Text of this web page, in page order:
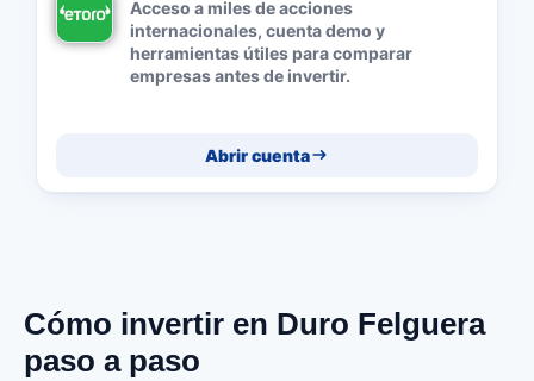
Acceso a miles de acciones
internacionales, cuenta demo y
herramientas útiles para comparar
empresas antes de invertir.
Abrir cuenta
Cómo invertir en Duro Felguera
paso a paso